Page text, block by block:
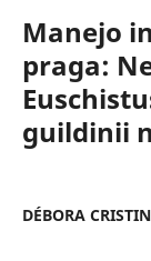
Manejo
praga:
guildinii
DÉBORA